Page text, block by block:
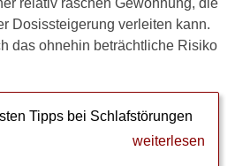
Dosissteigerung verleiten kann.
das ohnehin beträchtliche Risiko
Tipps bei Schlafstörungen
weiterlesen